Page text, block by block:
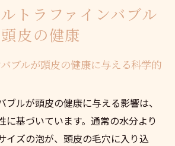
トラファインバブル
皮の健康
ブルが頭皮の健康に与える科学的
ブルが頭皮の健康に与える影響は、
に基づいています。通常の水分より
イズの泡が、頭皮の毛穴に入り込